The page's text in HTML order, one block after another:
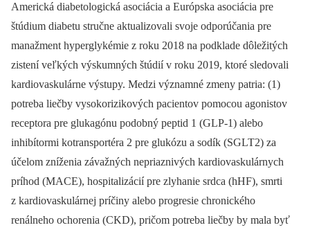
Americká diabetologická asociácia a Európska asociácia pre
štúdium diabetu stručne aktualizovali svoje odporúčania pre
manažment hyperglykémie z roku 2018 na podklade dôležitých
zistení veľkých výskumných štúdií v roku 2019, ktoré sledovali
kardiovaskulárne výstupy. Medzi významné zmeny patria: (1)
potreba liečby vysokorizikových pacientov pomocou agonistov
receptora pre glukagónu podobný peptid 1 (GLP-1) alebo
inhibítormi kotransportéra 2 pre glukózu a sodík (SGLT2) za
účelom zníženia závažných nepriaznivých kardiovaskulárnych
príhod (MACE), hospitalizácií pre zlyhanie srdca (hHF), smrti
z kardiovaskulárnej príčiny alebo progresie chronického
renálneho ochorenia (CKD), pričom potreba liečby by mala byť